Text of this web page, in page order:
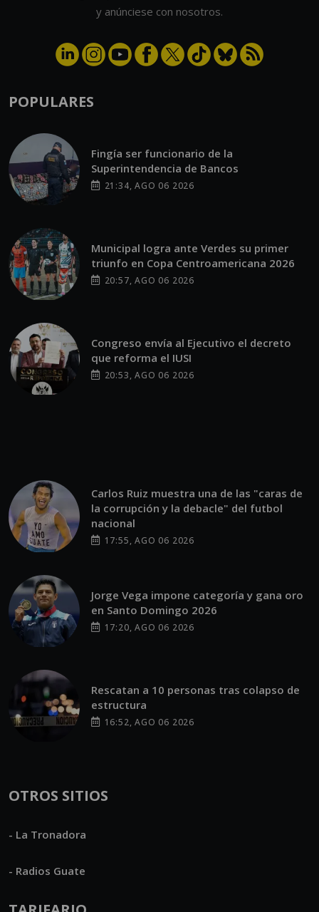
y anúnciese con nosotros.
POPULARES
Fingía ser funcionario de la
Superintendencia de Bancos
21:34, AGO 06 2026
Municipal logra ante Verdes su primer
triunfo en Copa Centroamericana 2026
20:57, AGO 06 2026
Congreso envía al Ejecutivo el decreto
que reforma el IUSI
20:53, AGO 06 2026
Carlos Ruiz muestra una de las "caras de
la corrupción y la debacle" del futbol
nacional
17:55, AGO 06 2026
Jorge Vega impone categoría y gana oro
en Santo Domingo 2026
17:20, AGO 06 2026
Rescatan a 10 personas tras colapso de
estructura
16:52, AGO 06 2026
OTROS SITIOS
- La Tronadora
- Radios Guate